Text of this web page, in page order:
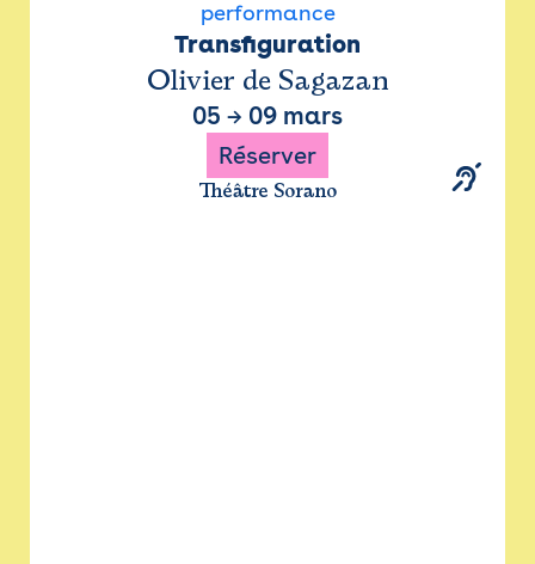
performance
Transfiguration
Olivier de Sagazan
05 → 09 mars
Réserver
Théâtre Sorano